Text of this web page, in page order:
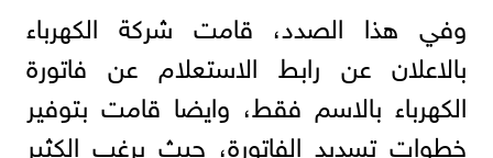
وفي هذا الصدد، قامت شركة الكهرباء
بالاعلان عن رابط الاستعلام عن فاتورة
الكهرباء بالاسم فقط، وايضا قامت بتوفير
خطوات تسديد الفاتورة، حيث يرغب الكثير